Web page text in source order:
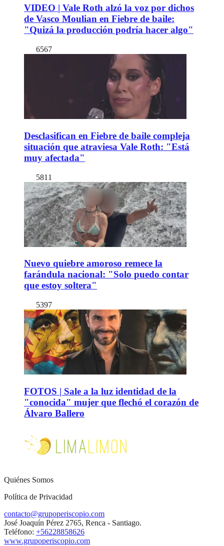
VIDEO | Vale Roth alzó la voz por dichos
de Vasco Moulian en Fiebre de baile:
"Quizá la producción podría hacer algo"
6567
Desclasifican en Fiebre de baile compleja
situación que atraviesa Vale Roth: "Está
muy afectada"
5811
Nuevo quiebre amoroso remece la
farándula nacional: "Solo puedo contar
que estoy soltera"
5397
FOTOS | Sale a la luz identidad de la
"conocida" mujer que flechó el corazón de
Álvaro Ballero
Quiénes Somos
Política de Privacidad
contacto@grupoperiscopio.com
José Joaquín Pérez 2765, Renca - Santiago.
Teléfono: +56228858626
www.grupoperiscopio.com